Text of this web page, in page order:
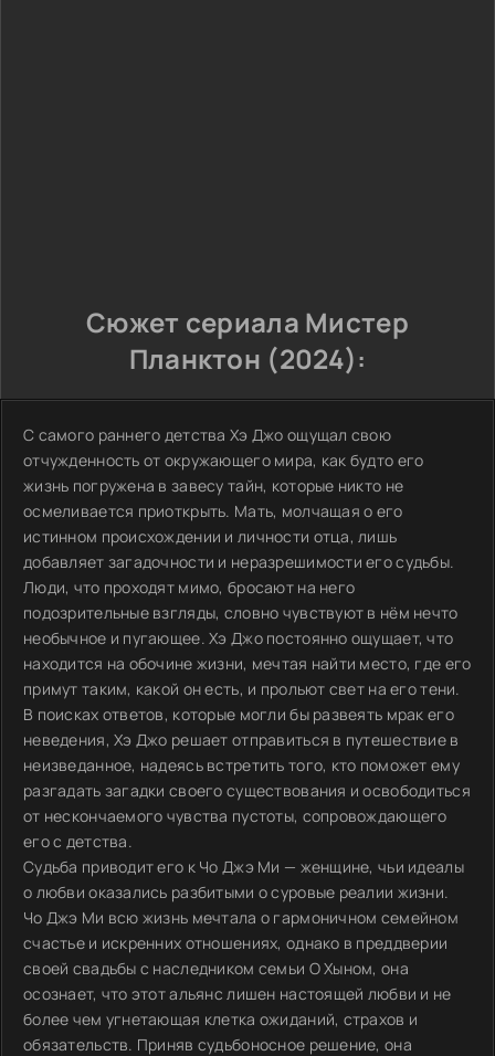
Сюжет сериала Мистер
Планктон (2024):
С самого раннего детства Хэ Джо ощущал свою
отчужденность от окружающего мира, как будто его
жизнь погружена в завесу тайн, которые никто не
осмеливается приоткрыть. Мать, молчащая о его
истинном происхождении и личности отца, лишь
добавляет загадочности и неразрешимости его судьбы.
Люди, что проходят мимо, бросают на него
подозрительные взгляды, словно чувствуют в нём нечто
необычное и пугающее. Хэ Джо постоянно ощущает, что
находится на обочине жизни, мечтая найти место, где его
примут таким, какой он есть, и прольют свет на его тени.
В поисках ответов, которые могли бы развеять мрак его
неведения, Хэ Джо решает отправиться в путешествие в
неизведанное, надеясь встретить того, кто поможет ему
разгадать загадки своего существования и освободиться
от нескончаемого чувства пустоты, сопровождающего
его с детства.
Судьба приводит его к Чо Джэ Ми — женщине, чьи идеалы
о любви оказались разбитыми о суровые реалии жизни.
Чо Джэ Ми всю жизнь мечтала о гармоничном семейном
счастье и искренних отношениях, однако в преддверии
своей свадьбы с наследником семьи О Хыном, она
осознает, что этот альянс лишен настоящей любви и не
более чем угнетающая клетка ожиданий, страхов и
обязательств. Приняв судьбоносное решение, она